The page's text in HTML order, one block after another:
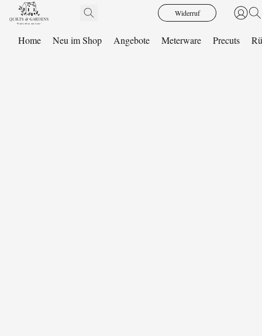
Widerruf
Home Neu im Shop Angebote Meterware Precuts